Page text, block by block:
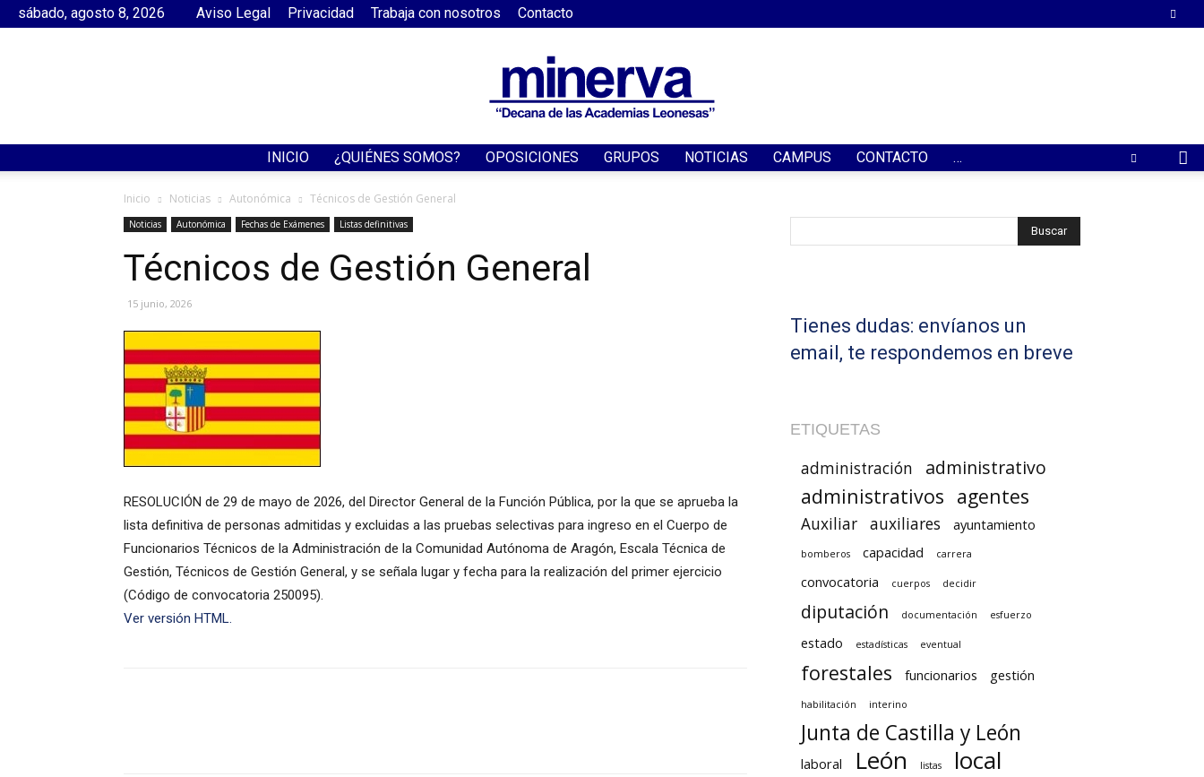
sábado, agosto 8, 2026 Aviso Legal Privacidad Trabaja con nosotros Contacto
INICIO ¿QUIÉNES SOMOS? OPOSICIONES GRUPOS NOTICIAS CAMPUS CONTACTO …
Inicio Noticias Autonómica Técnicos de Gestión General
Noticias Autonómica Fechas de Exámenes Listas definitivas
Técnicos de Gestión General
15 junio, 2026
RESOLUCIÓN de 29 de mayo de 2026, del Director General de la Función Pública, por la que se aprueba la
lista definitiva de personas admitidas y excluidas a las pruebas selectivas para ingreso en el Cuerpo de
Funcionarios Técnicos de la Administración de la Comunidad Autónoma de Aragón, Escala Técnica de
Gestión, Técnicos de Gestión General, y se señala lugar y fecha para la realización del primer ejercicio
(Código de convocatoria 250095).
Ver versión HTML.
Tienes dudas: envíanos un
email, te respondemos en breve
ETIQUETAS
administración administrativo
administrativos agentes
Auxiliar auxiliares ayuntamiento
bomberos capacidad carrera
convocatoria cuerpos decidir
diputación documentación esfuerzo
estado estadísticas eventual
forestales funcionarios gestión
habilitación interino
Junta de Castilla y León
laboral León listas local